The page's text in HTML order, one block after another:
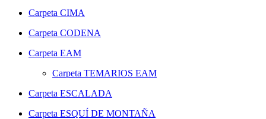
Carpeta CIMA
Carpeta CODENA
Carpeta EAM
Carpeta TEMARIOS EAM
Carpeta ESCALADA
Carpeta ESQUÍ DE MONTAÑA